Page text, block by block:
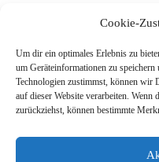
Cookie-
Um dir ein optimales Erlebnis zu
um Geräteinformationen zu
Technologien zustimmst, können wir
auf dieser Website verarbeiten.
zurückziehst, können bestimmte
News